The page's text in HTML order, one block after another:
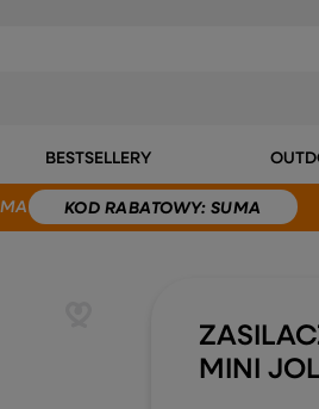
BESTSELLERY
KOD RABATOWY: SUMA
MINI